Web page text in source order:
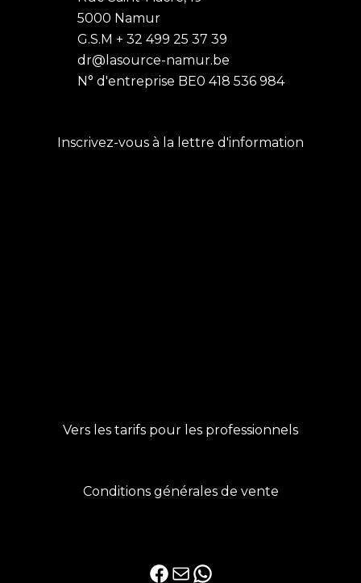
5000 Namur
G.S.M + 32 499 25 37 39
dr@lasource-namur.be
N° d'entreprise BE0 418 536 984
Inscrivez-vous à la lettre d'information
Vers les tarifs pour les professionnels
Conditions générales de vente
Facebook
E-mailWhatsApp